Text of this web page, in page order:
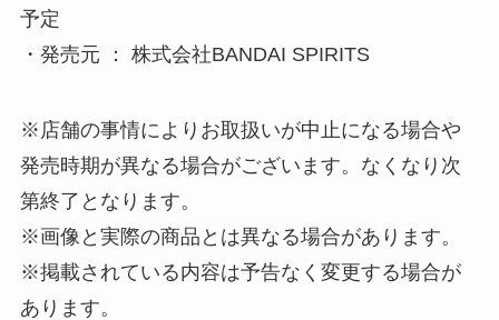
予定
・発売元 ： 株式会社BANDAI SPIRITS
※店舗の事情によりお取扱いが中止になる場合や
発売時期が異なる場合がございます。なくなり次
第終了となります。
※画像と実際の商品とは異なる場合があります。
※掲載されている内容は予告なく変更する場合が
あります。